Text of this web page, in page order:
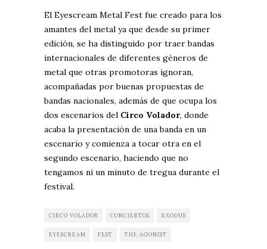
El Eyescream Metal Fest fue creado para los
amantes del metal ya que desde su primer
edición, se ha distinguido por traer bandas
internacionales de diferentes géneros de
metal que otras promotoras ignoran,
acompañadas por buenas propuestas de
bandas nacionales, además de que ocupa los
dos escenarios del Circo Volador, donde
acaba la presentación de una banda en un
escenario y comienza a tocar otra en el
segundo escenario, haciendo que no
tengamos ni un minuto de tregua durante el
festival.
CIRCO VOLADOR CONCIERTOS EXODUS
EYESCREAM FEST THE AGONIST